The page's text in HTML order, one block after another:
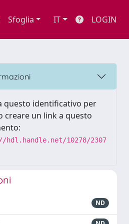
Sfoglia IT LOGIN
questo identificativo per
creare un link a questo
hdl.handle.net/10278/2307
ND